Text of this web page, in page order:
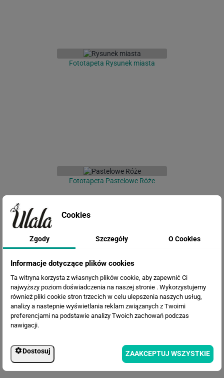
Fototapeta Rysunek miasta
Fototapeta Pastelowe Róże
Fototapeta Mapa Świata
Cookies
Zgody Szczegóły O Cookies
Informacje dotyczące plików cookies
Ta witryna korzysta z własnych plików cookie, aby zapewnić Ci
najwyższy poziom doświadczenia na naszej stronie . Wykorzystujemy
również pliki cookie stron trzecich w celu ulepszenia naszych usług,
analizy a nastepnie wyświetlania reklam związanych z Twoimi
preferencjami na podstawie analizy Twoich zachowań podczas
nawigacji.
Dostosuj ZAAKCEPTUJ WSZYSTKIE